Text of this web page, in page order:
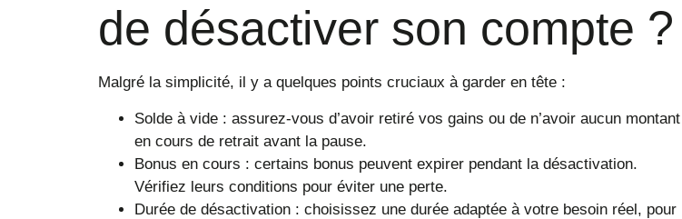
de désactiver son compte ?
Malgré la simplicité, il y a quelques points cruciaux à garder en tête :
Solde à vide : assurez-vous d’avoir retiré vos gains ou de n’avoir aucun montant
en cours de retrait avant la pause.
Bonus en cours : certains bonus peuvent expirer pendant la désactivation.
Vérifiez leurs conditions pour éviter une perte.
Durée de désactivation : choisissez une durée adaptée à votre besoin réel, pour